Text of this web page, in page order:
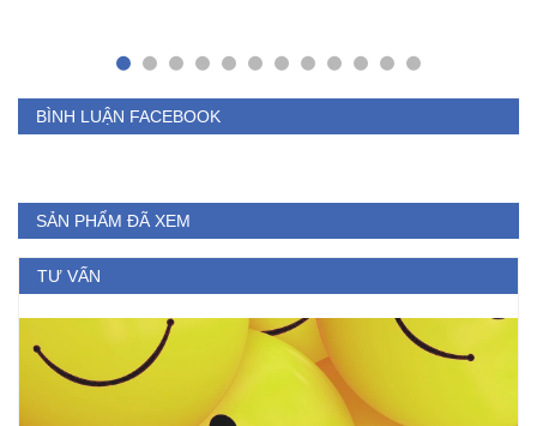
BÌNH LUẬN FACEBOOK
SẢN PHẨM ĐÃ XEM
TƯ VẤN